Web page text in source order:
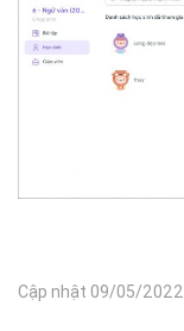
Cập nhật 09/05/2022